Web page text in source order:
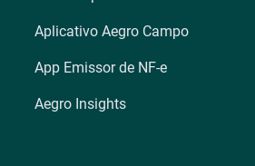
Aplicativo Aegro Campo
App Emissor de NF-e
Aegro Insights